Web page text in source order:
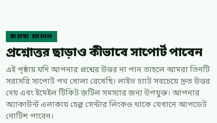
সাহায্য চ্যানেল
প্রশ্নোত্তর ছাড়াও কীভাবে সাপোর্ট পাবেন
এই পৃষ্ঠায় যদি আপনার প্রশ্নের উত্তর না পান তাহলে আমরা তিনটি
সরাসরি সাপোর্ট পথ খোলা রেখেছি। লাইভ চ্যাট সবচেয়ে দ্রুত উত্তর
দেয় এবং ইমেইল টিকিট জটিল সমস্যার জন্য উপযুক্ত। আপনার
অ্যাকাউন্ট এলাকায় হেল্প সেন্টার লিংকও থাকে যেখানে আপডেট
নোটিশ পাবেন।